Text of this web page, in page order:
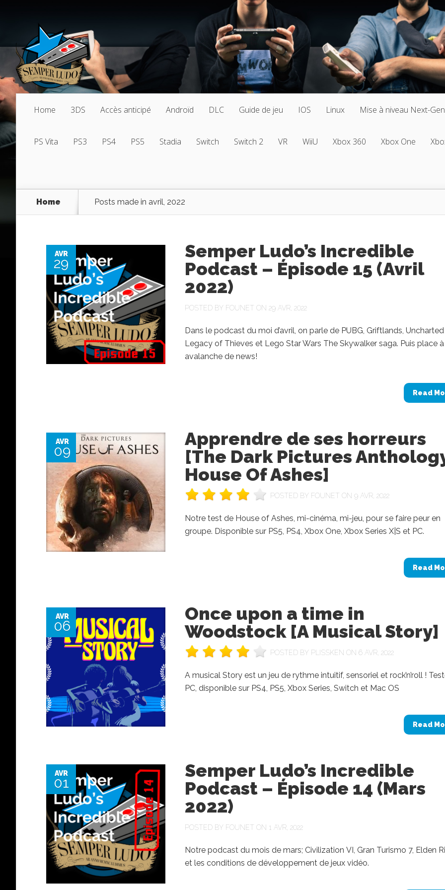
Home 3DS Accès anticipé Androïd DLC Guide de jeu IOS Linux Mise à niveau Next-Gen
PS Vita PS3 PS4 PS5 Stadia Switch Switch 2 VR WiiU Xbox 360 Xbox One
Home Posts made in avril, 2022
AVR
29
Semper Ludo’s Incredible
Podcast – Épisode 15 (Avril
2022)
POSTED BY FOUNET ON 29 AVR, 2022
Dans le podcast du moi d’avril, on parle de PUBG, Griftlands, Uncharted
Legacy of Thieves et Lego Star Wars The Skywalker saga. Puis place
avalanche de news!
Read
AVR
09
Apprendre de ses horreurs
[The Dark Pictures
House Of Ashes]
POSTED BY FOUNET ON 9 AVR, 2022
Notre test de House of Ashes, mi-cinéma, mi-jeu, pour se faire peur en
groupe. Disponible sur PS5, PS4, Xbox One, Xbox Series X|S et PC.
Read
AVR
06
Once upon a time in
Woodstock [A Musical Story]
POSTED BY PLISSKEN ON 6 AVR, 2022
A musical Story est un jeu de rythme intuitif, sensoriel et rock’n’roll !
PC, disponible sur PS4, PS5, Xbox Series, Switch et Mac OS
Read
AVR
01
Semper Ludo’s Incredible
Podcast – Épisode 14 (Mars
2022)
POSTED BY FOUNET ON 1 AVR, 2022
Notre podcast du mois de mars; Civilization VI, Gran Turismo 7, Elden
et les conditions de développement de jeux vidéo.